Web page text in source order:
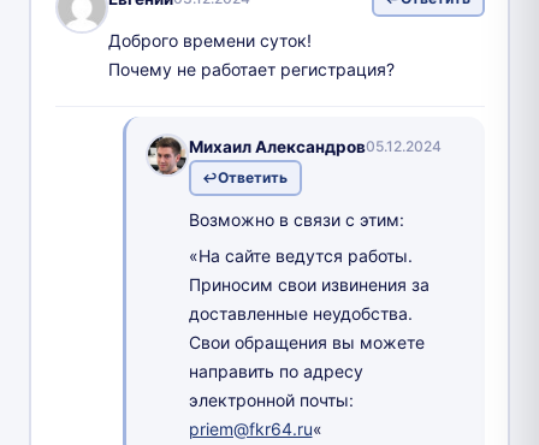
Доброго времени суток!
Почему не работает регистрация?
Михаил Александров05.12.2024
Ответить
Возможно в связи с этим:
«На сайте ведутся работы.
Приносим свои извинения за
доставленные неудобства.
Свои обращения вы можете
направить по адресу
электронной почты:
priem@fkr64.ru«